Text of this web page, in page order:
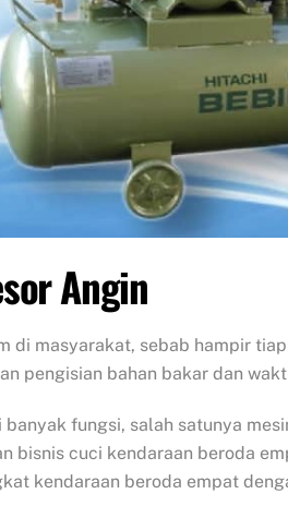
Angin
di masyarakat, sebab hampir
pengisian bahan bakar dan
banyak fungsi, salah satunya
bisnis cuci kendaraan beroda
kendaraan beroda empat